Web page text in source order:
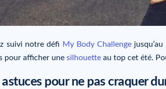
suivi notre défi My Body Challenge
pour afficher une silhouette au top cet été.
astuces pour ne pas craquer